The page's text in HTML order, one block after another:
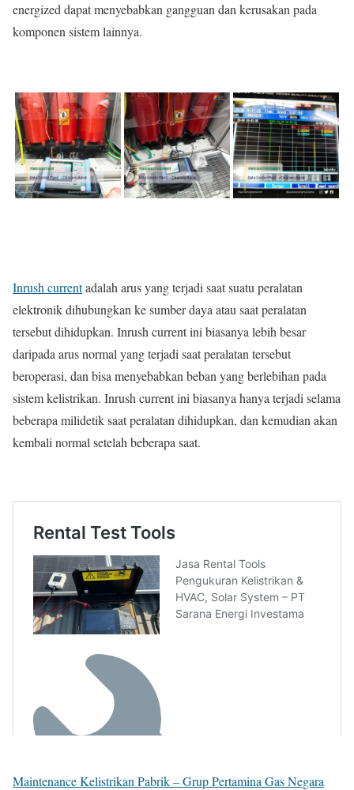
energized dapat menyebabkan gangguan dan kerusakan pada
komponen sistem lainnya.
Inrush currentadalah arus yang terjadi saat suatu peralatan
elektronik dihubungkan ke sumber daya atau saat peralatan
tersebut dihidupkan. Inrush current ini biasanya lebih besar
daripada arus normal yang terjadi saat peralatan tersebut
beroperasi, dan bisa menyebabkan beban yang berlebihan pada
sistem kelistrikan. Inrush current ini biasanya hanya terjadi selama
beberapa milidetik saat peralatan dihidupkan, dan kemudian akan
kembali normal setelah beberapa saat.
Maintenance Kelistrikan Pabrik – Grup Pertamina Gas Negara